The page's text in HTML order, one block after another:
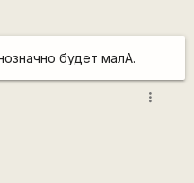
будет малА.
more_vert